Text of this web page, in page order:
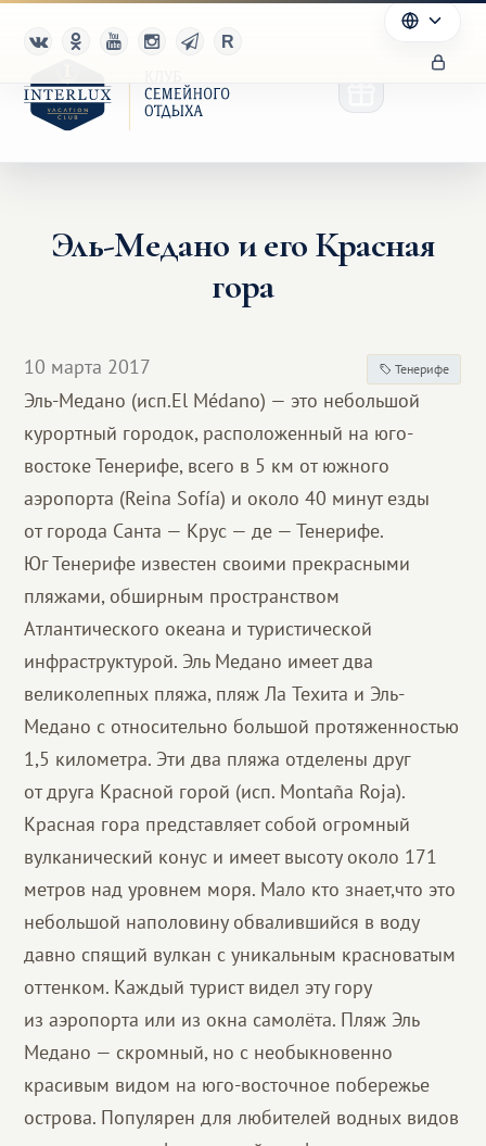
Клуб
Партнерам
Благотворительность
Эль-Медано и его Красная
гора
10 марта 2017 Тенерифе
Эль-Медано (исп.El Médano) — это небольшой
курортный городок, расположенный на юго-
востоке Тенерифе, всего в 5 км от южного
аэропорта (Reina Sofía) и около 40 минут езды
от города Санта — Крус — де — Тенерифе.
Юг Тенерифе известен своими прекрасными
пляжами, обширным пространством
Атлантического океана и туристической
инфраструктурой. Эль Медано имеет два
великолепных пляжа, пляж Ла Teхита и Эль-
Медано с относительно большой протяженностью
1,5 километра. Эти два пляжа отделены друг
от друга Красной горой (исп. Montaña Roja).
Красная гора представляет собой огромный
вулканический конус и имеет высоту около 171
метров над уровнем моря. Мало кто знает,что это
небольшой наполовину обвалившийся в воду
давно спящий вулкан с уникальным красноватым
оттенком. Каждый турист видел эту гору
из аэропорта или из окна самолёта. Пляж Эль
Медано — скромный, но с необыкновенно
красивым видом на юго-восточное побережье
острова. Популярен для любителей водных видов